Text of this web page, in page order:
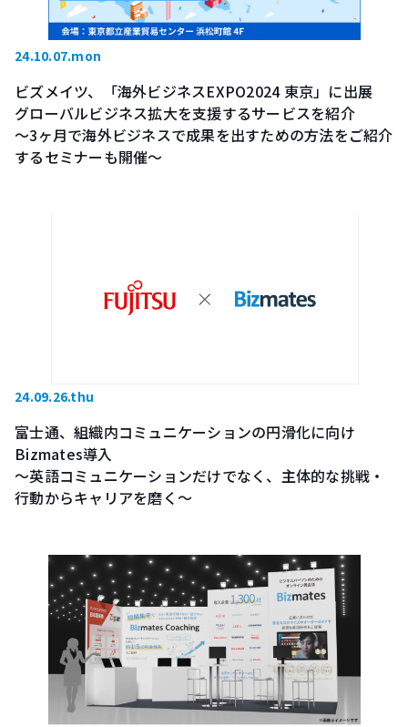
24.10.07.mon
ビズメイツ、「海外ビジネスEXPO2024 東京」に出展
グローバルビジネス拡大を支援するサービスを紹介
～3ヶ月で海外ビジネスで成果を出すための方法をご紹介
するセミナーも開催～
24.09.26.thu
富士通、組織内コミュニケーションの円滑化に向け
Bizmates導入
～英語コミュニケーションだけでなく、主体的な挑戦・
行動からキャリアを磨く～